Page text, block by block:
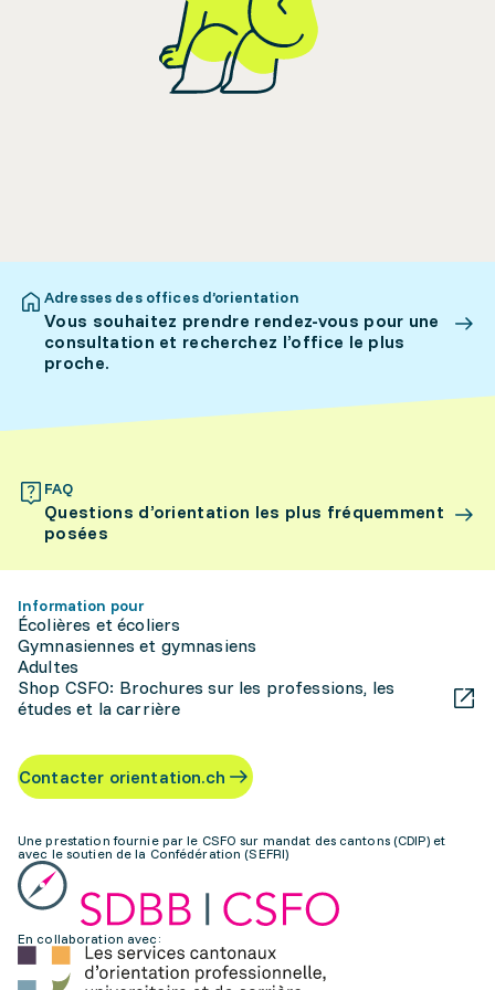
Adresses des offices d’orientation
Vous souhaitez prendre rendez-vous pour une
consultation et recherchez l’office le plus
proche.
FAQ
Questions d’orientation les plus fréquemment
posées
Information pour
Écolières et écoliers
Gymnasiennes et gymnasiens
Adultes
Shop CSFO: Brochures sur les professions, les
études et la carrière
Contacter orientation.ch
Une prestation fournie par le CSFO sur mandat des cantons (CDIP) et
avec le soutien de la Confédération (SEFRI)
En collaboration avec: